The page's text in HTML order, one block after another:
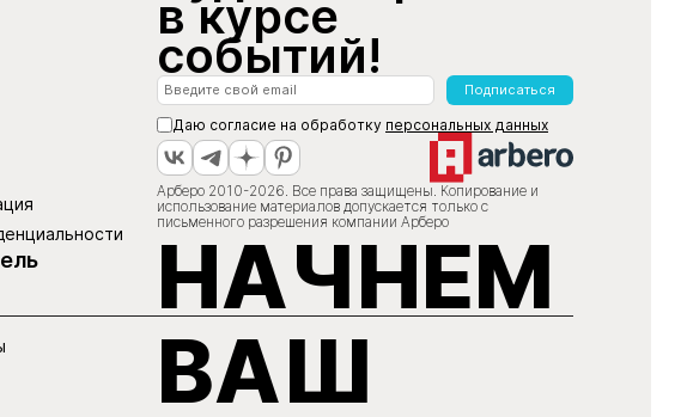
в курсе
событий!
Подписаться
Даю согласие на обработку персональных данных
Арберо 2010-2026. Все права защищены. Копирование и
использование материалов допускается только с
письменного разрешения компании Арберо
НАЧНЕМ
ВАШ